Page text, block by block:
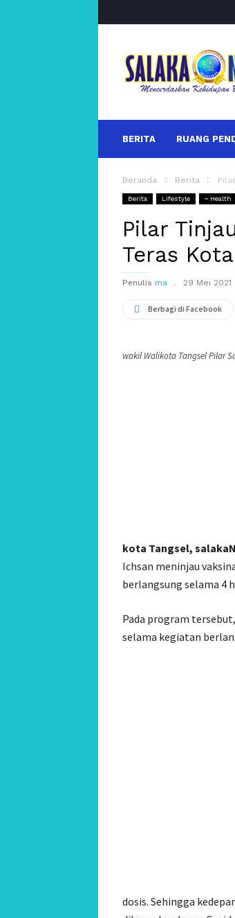
BERITA RUANG
Beranda Berita
Berita Lifestyle ~ Health
Pilar
Teras Kota
Penulis ma 29 Mei 2021
Berbagi di Facebook
wakil Walikota Tangsel Pilar
kota Tangsel,
Ichsan meninjau
berlangsung selama 4
Pada program
selama kegiatan
dosis. Sehingga